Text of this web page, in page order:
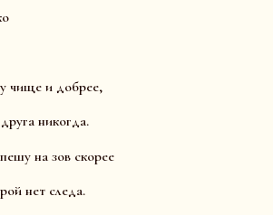
чище и добрее,
никогда.
на зов скорее
нет следа.